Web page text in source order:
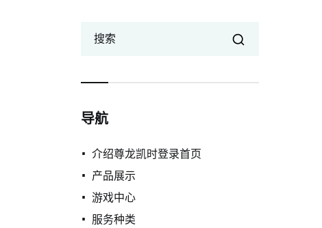
搜索
导航
介绍尊龙凯时登录首页
产品展示
游戏中心
服务种类